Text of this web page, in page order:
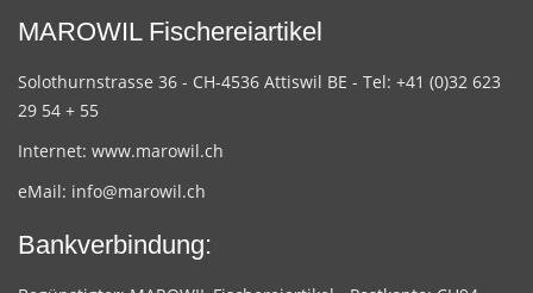
MAROWIL Fischereiartikel
Solothurnstrasse 36 - CH-4536 Attiswil BE - Tel: +41 (0)32 623
29 54 + 55
Internet: www.marowil.ch
eMail: info@marowil.ch
Bankverbindung: